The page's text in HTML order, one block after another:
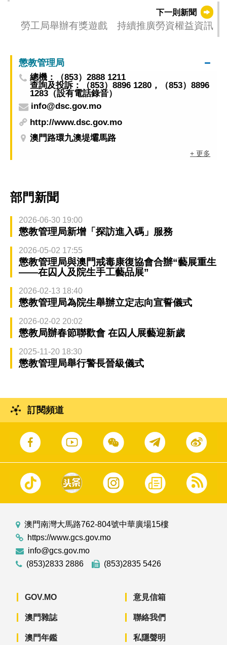
下一則新聞
勞工局舉辦有獎遊戲 持續推廣勞資權益資訊
懲教管理局
總機：（853）2888 1211
查詢及投訴：（853）8896 1280，（853）8896
1283（設有電話錄音）
info@dsc.gov.mo
http://www.dsc.gov.mo
澳門路環九澳堤壩馬路
+ 更多
部門新聞
2026-06-30 19:00
懲教管理局新增「探訪進入碼」服務
2026-05-02 17:55
懲教管理局與澳門戒毒康復協會合辦“藝展重生
——在囚人及院生手工藝品展”
2026-02-13 18:40
懲教管理局為院生舉辦立定志向宣誓儀式
2026-02-02 20:02
懲教局辦春節聯歡會 在囚人展藝迎新歲
2025-11-20 18:30
懲教管理局舉行警長晉級儀式
訂閱頻道
澳門南灣大馬路762-804號中華廣場15樓
https://www.gcs.gov.mo
info@gcs.gov.mo
(853)2833 2886
(853)2835 5426
GOV.MO
澳門雜誌
澳門年鑑
意見信箱
聯絡我們
私隱聲明